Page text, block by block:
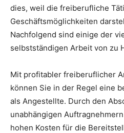
dies, weil die freiberufliche
Geschäftsmöglichkeiten
Nachfolgend sind einige der
selbstständigen Arbeit von zu
Mit profitabler freiberuflicher
können Sie in der Regel eine
als Angestellte. Durch den
unabhängigen
hohen Kosten für die